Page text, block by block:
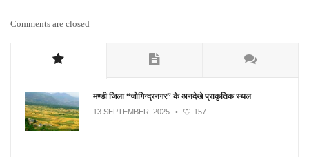
Comments are closed
मण्डी जिला “जोगिन्द्रनगर” के अनदेखे प्राकृतिक स्थल
13 SEPTEMBER, 2025 • 157